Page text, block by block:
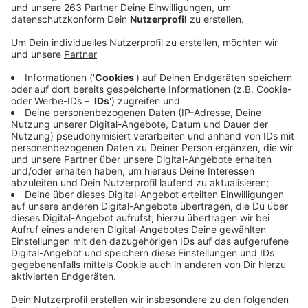
Anzeige
Es ist ein Thema, das aktuell die Gemüter in
Deutschland spaltet: Soll es eine verpflichtende
Masern-Impfung geben oder nicht? Argumente für ihre
Sicht der Dinge finden sowohl Befürworter, als auch
Gegner. Wie wichtig ein guter Impfschutz bei der
Bekämpfung von Kinderkrankheiten ist, zeigt aber
jetzt eine andere Zahl: Die Windpockenfälle im Kreis
sind im letzten Jahr um mehr als 40 Prozent gesunken.
Das meldet die Krankenkasse IKK-classic. 2018
wurden demnach 17 Windpockenfälle gemeldet, im
Jahr davor waren es noch 29 gewesen. Auch
bundesweit gab es bei den Windpocken einen
Rückgang von knapp 8 Prozent. Die IKK rät, trotz oder
gerade wegen dieser Zahlen vor allem Kinder weiter
gegen Windpocken impfen zu lassen. Auch wenn die